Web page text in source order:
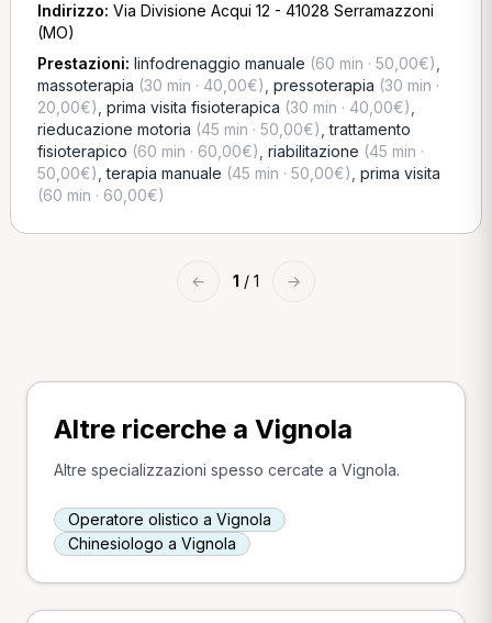
Indirizzo: Via Divisione Acqui 12 - 41028 Serramazzoni
(MO)
Prestazioni: linfodrenaggio manuale (60 min · 50,00€)
massoterapia (30 min · 40,00€) pressoterapia (30 min ·
20,00€) prima visita fisioterapica (30 min · 40,00€)
rieducazione motoria (45 min · 50,00€) ,trattamento
fisioterapico (60 min · 60,00€) riabilitazione (45 min ·
50,00€) ,terapia manuale (45 min · 50,00€) prima visita
(60 min · 60,00€)
← 1 / 1 →
Altre ricerche a Vignola
Altre specializzazioni spesso cercate a Vignola.
Operatore olistico a Vignola
Chinesiologo a Vignola